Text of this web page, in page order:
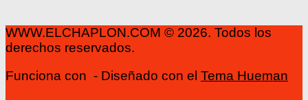
WWW.ELCHAPLON.COM © 2026. Todos los
derechos reservados.
Funciona con - Diseñado con el Tema Hueman